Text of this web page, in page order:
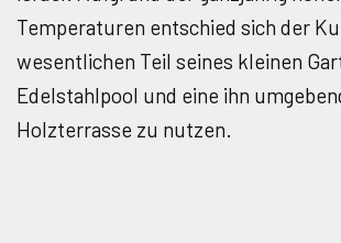
Temperaturen entschied sich der
wesentlichen Teil seines kleinen
Edelstahlpool und eine ihn
Holzterrasse zu nutzen.